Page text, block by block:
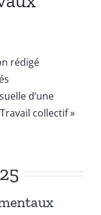
rédigé
d’une
collectif »